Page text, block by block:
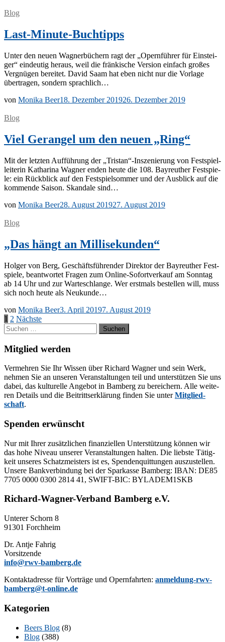
Blog
Last-Minute-Buchtipps
Un­ter den neu­en Wag­ner­bü­chern ragt der „Opern­füh­rer für Ein­stei­
ger“ ein­deu­tig her­aus, weil die frän­ki­sche Ver­si­on ein­fach gro­ßes
Ver­gnü­gen be­rei­tet. Da­vid Saam hat eben nicht nur die Vor­la­ge
über­tra­gen, son­dern sprachlich…
von Monika Beer18. Dezember 201926. Dezember 2019
Blog
Viel Gerangel um den neuen „Ring“
Mit der letz­ten Auf­füh­rung der „Tristan“-Inszenierung von Fest­spiel­
lei­te­rin Ka­tha­ri­na Wag­ner en­den heu­te die 108. Bay­reu­ther Fest­spie­
le: ein Rück­blick auf den Fest­spiel­som­mer und der Aus­blick auf die
kom­men­de Sai­son. Skan­da­le sind…
von Monika Beer28. August 201927. August 2019
Blog
„Das hängt an Millisekunden“
Hol­ger von Berg, Ge­schäfts­füh­ren­der Di­rek­tor der Bay­reu­ther Fest­
spie­le, be­ant­wor­tet Fra­gen zum On­­li­ne-So­­for­t­­ver­­­kauf am Sonn­tag
ab 14 Uhr und zur War­te­schlan­ge. Wer erst­mals be­stel­len will, muss
sich noch heu­te als Neukunde…
von Monika Beer3. April 20197. August 2019
Seitennummerierung
der
Beiträge
1 2 Nächste
Suchen
nach:
Mitglied werden
Ver­meh­ren Sie Ihr Wis­sen über Ri­chard Wag­ner und sein Werk,
neh­men Sie an un­se­ren Ver­an­stal­tun­gen teil und un­ter­stüt­zen Sie uns
da­bei, das kul­tu­rel­le An­ge­bot in Bam­berg zu be­rei­chern. Alle wei­te­
ren De­tails und die Bei­tritts­er­klä­rung fin­den Sie un­terMit­glied­
schaft.
Spenden erwünscht
Nur mit Ih­rer zu­sätz­li­chen fi­nan­zi­el­len Un­ter­stüt­zung kön­nen wir
das hohe Ni­veau un­se­rer Ver­an­stal­tun­gen hal­ten. Die liebs­te Tä­tig­
keit un­se­res Schatz­meis­ters ist es, Spen­den­quit­tun­gen aus­zu­stel­len.
Un­se­re Bank­ver­bin­dung bei der Spar­kas­se Bam­berg: IBAN: DE85
7705 0000 0300 2814 41, SWIFT-BIC: BYLADEM1SKB
Richard-Wagner-Verband Bamberg e.V.
Un­te­rer Schorn 8
91301 Forchheim
Dr. Ant­je Fahrig
Vorsitzende
info@rwv-bamberg.de
Kon­takt­adres­se für Vor­trä­ge und Opern­fahr­ten: anmeldung-rwv-
bamberg@t-online.de
Kategorien
Beers Blog (8)
Blog (388)